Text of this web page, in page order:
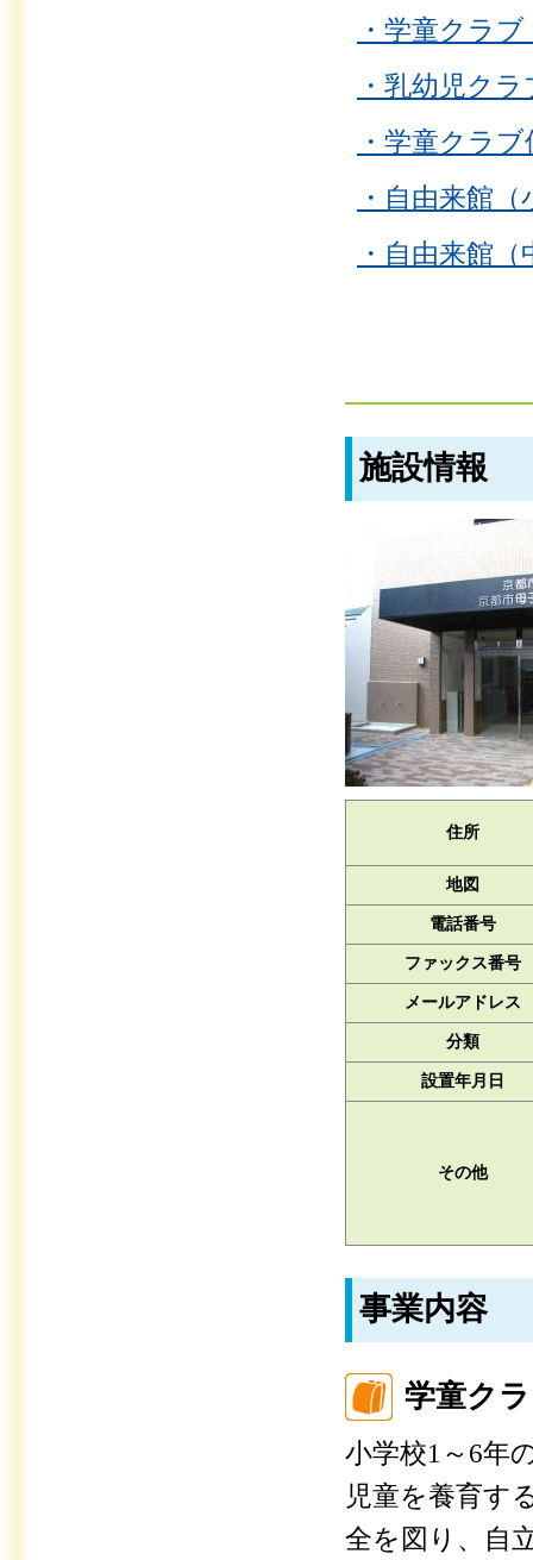
・学童クラ
・乳幼児ク
・学童クラ
・自由来館
・自由来館
施設情報
住所
地図
電話番号
ファックス番号
メールアドレス
分類
設置年月日
その他
事業内容
学童ク
小学校1～6年
児童を養育す
全を図り、自